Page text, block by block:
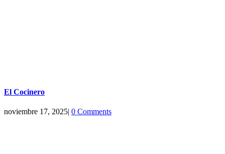
El Cocinero
noviembre 17, 2025| 0 Comments